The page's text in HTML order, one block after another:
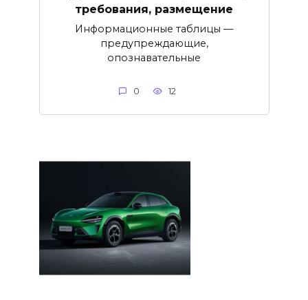
требования, размещение
Информационные таблицы —
предупреждающие,
опознавательные
0 12